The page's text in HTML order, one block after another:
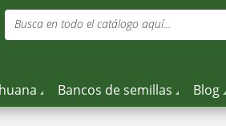
Busca en todo el catálogo aquí...
Bancos de semillas Blog